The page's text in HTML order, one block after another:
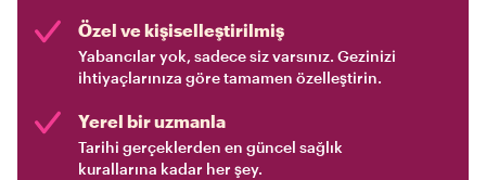
Özel ve kişiselleştirilmiş
Yabancılar yok, sadece siz varsınız. Gezinizi
ihtiyaçlarınıza göre tamamen özelleştirin.
Yerel bir uzmanla
Tarihi gerçeklerden en güncel sağlık
kurallarına kadar her şey.